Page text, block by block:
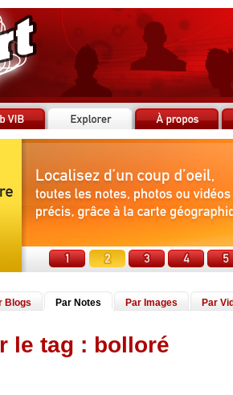
Blogs Par Notes Par Images Par
le tag : bolloré